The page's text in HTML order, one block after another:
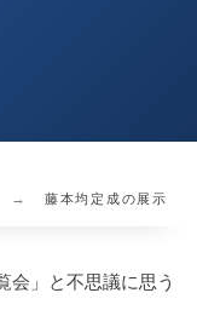
藤本均定成の展示
会」と不思議に思う